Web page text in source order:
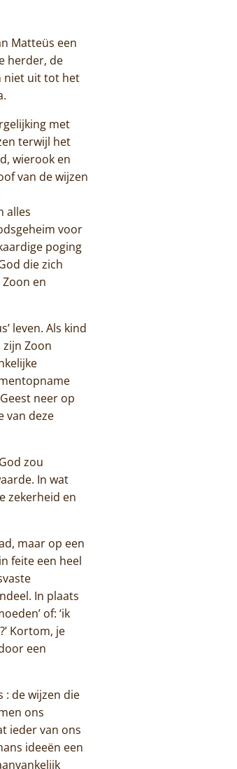
Matteüs een
herder, de
niet uit tot het
met
terwijl het
wierook en
van de wijzen
alles
voor
poging
die zich
en
leven. Als kind
Zoon
neer op
van deze
zou
In wat
zekerheid en
maar op een
feite een heel
In plaats
of: ‘ik
Kortom, je
een
: de wijzen die
ons
ieder van ons
ideeën een